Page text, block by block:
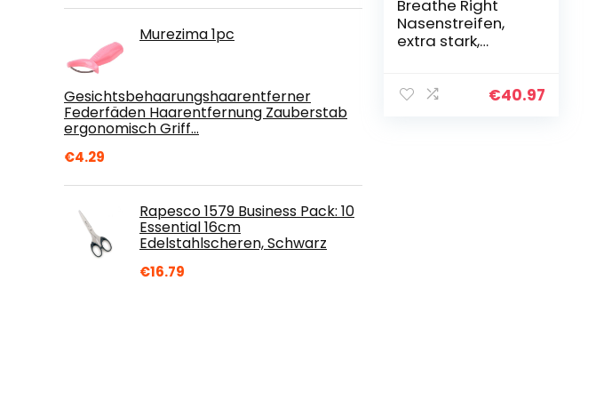
Murezima 1pc
Gesichtsbehaarungshaarentferner
Federfäden Haarentfernung Zauberstab
ergonomisch Griff…
€4.29
Rapesco 1579 Business Pack: 10
Essential 16cm
Edelstahlscheren, Schwarz
€16.79
Breathe Right
Nasenstreifen,
extra stark,
€40.97